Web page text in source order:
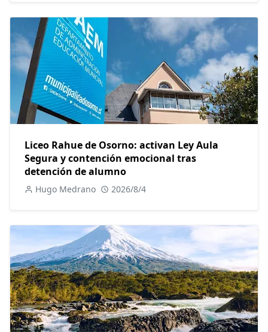
Liceo Rahue de Osorno: activan Ley Aula
Segura y contención emocional tras
detención de alumno
Hugo Medrano 2026/8/4